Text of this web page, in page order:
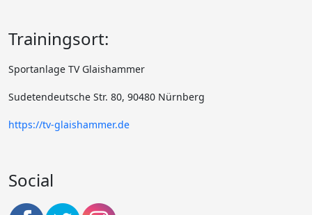
Trainingsort:
Sportanlage TV Glaishammer
Sudetendeutsche Str. 80, 90480 Nürnberg
https://tv-glaishammer.de
Social